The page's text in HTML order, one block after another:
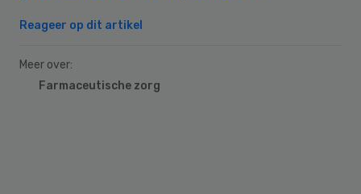
Reageer op dit artikel
Meer over:
Farmaceutische zorg